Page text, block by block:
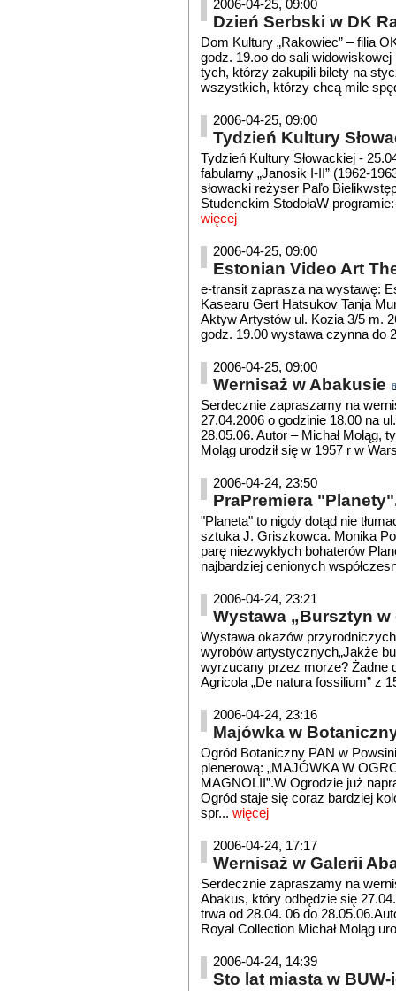
2006-04-25, 09:00
Dzień Serbski w DK
Dom Kultury „Rakowiec” – filia
godz. 19.oo do sali
tych, którzy zakupili bilety na
wszystkich, którzy chcą mile
2006-04-25, 09:00
Tydzień Kultury
Tydzień Kultury Słowackiej -
fabularny „Janosik I-II” (1962-
słowacki reżyser Paľo
Studenckim StodołaW
więcej
2006-04-25, 09:00
Estonian Video Art
e-transit zaprasza na wystawę:
Kasearu Gert Hatsukov Tanja
Aktyw Artystów ul. Kozia 3/5 m.
godz. 19.00 wystawa czynna do
2006-04-25, 09:00
Wernisaż w Abakusie
Serdecznie zapraszamy na
27.04.2006 o godzinie 18.00 na
28.05.06. Autor – Michał Moląg,
Moląg urodził się w 1957 r w
2006-04-24, 23:50
PraPremiera
"Planeta" to nigdy dotąd nie
sztuka J. Griszkowca. Monika
parę niezwykłych bohaterów
najbardziej cenionych
2006-04-24, 23:21
Wystawa „Bursztyn w
Wystawa okazów
wyrobów artystycznych„Jakże
wyrzucany przez morze? Żadne
Agricola „De natura fossilium” z
2006-04-24, 23:16
Majówka w
Ogród Botaniczny PAN w
plenerową: „MAJÓWKA W
MAGNOLII”.W Ogrodzie już
Ogród staje się coraz bardziej
spr... więcej
2006-04-24, 17:17
Wernisaż w Galerii
Serdecznie zapraszamy na
Abakus, który odbędzie się
trwa od 28.04. 06 do
Royal Collection Michał Moląg
2006-04-24, 14:39
Sto lat miasta w BUW-